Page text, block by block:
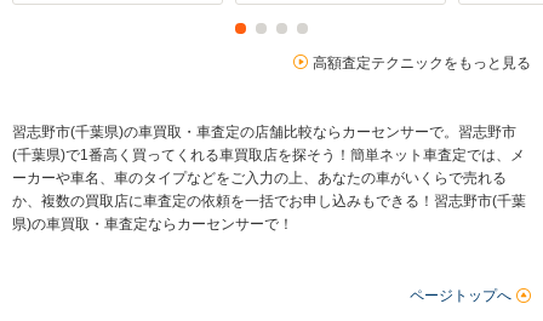
高額査定テクニックをもっと見る
習志野市(千葉県)の車買取・車査定の店舗比較ならカーセンサーで。習志野市
(千葉県)で1番高く買ってくれる車買取店を探そう！簡単ネット車査定では、メ
ーカーや車名、車のタイプなどをご入力の上、あなたの車がいくらで売れる
か、複数の買取店に車査定の依頼を一括でお申し込みもできる！習志野市(千葉
県)の車買取・車査定ならカーセンサーで！
ページトップへ